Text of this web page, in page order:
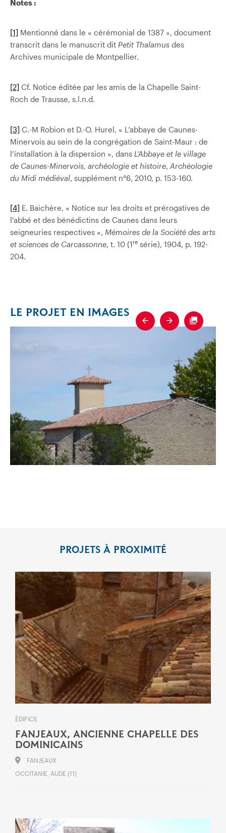
Notes :
[1] Mentionné dans le « cérémonial de 1387 », document
transcrit dans le manuscrit dit Petit Thalamus des
Archives municipale de Montpellier.
[2] Cf. Notice éditée par les amis de la Chapelle Saint-
Roch de Trausse, s.l.n.d.
[3] C.-M Robion et D.-O. Hurel, « L’abbaye de Caunes-
Minervois au sein de la congrégation de Saint-Maur : de
l’installation à la dispersion », dans L’Abbaye et le village
de Caunes-Minervois, archéologie et histoire Archéologie
du Midi médiéval , supplément n°6, 2010, p. 153-160.
[4] E. Baichère, « Notice sur les droits et prérogatives de
l’abbé et des bénédictins de Caunes dans leurs
seigneuries respectives », Mémoires de la Société des arts
et sciences de Carcassonne, t. 10 (1re série), 1904, p. 192-
204.
LE PROJET EN IMAGES
Previous
Next
PROJETS À PROXIMITÉ
ÉDIFICE
FANJEAUX, ANCIENNE CHAPELLE DES
DOMINICAINS
FANJEAUX
OCCITANIE, AUDE (11)